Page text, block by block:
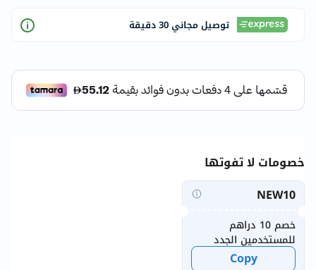
توصيل مجاني 30 دقيقة
خصومات لا تفوتها
NEW10
خصم 10 دراهم
للمستخدمين الجدد
Copy